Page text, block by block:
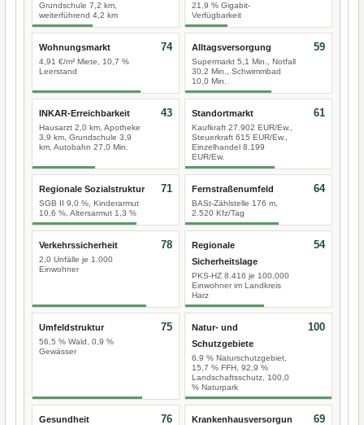
Grundschule 7,2 km,
weiterführend 4,2 km
21,9 % Gigabit-
Verfügbarkeit
Wohnungsmarkt
4,91 €/m² Miete, 10,7 %
Leerstand
74 Alltagsversorgung
Supermarkt 5,1 Min., Notfall
30,2 Min., Schwimmbad
10,0 Min.
59
INKAR-Erreichbarkeit
Hausarzt 2,0 km, Apotheke
3,9 km, Grundschule 3,9
km, Autobahn 27,0 Min.
43 Standortmarkt
Kaufkraft 27.902 EUR/Ew.,
Steuerkraft 615 EUR/Ew.,
Einzelhandel 8.199
EUR/Ew.
61
Regionale Sozialstruktur
SGB II 9,0 %, Kinderarmut
10,6 %, Altersarmut 1,3 %
71 Fernstraßenumfeld
BASt-Zählstelle 176 m,
2.520 Kfz/Tag
64
Verkehrssicherheit
2,0 Unfälle je 1.000
Einwohner
78
Regionale
Sicherheitslage
PKS-HZ 8.416 je 100.000
Einwohner im Landkreis
Harz
54
Umfeldstruktur
56,5 % Wald, 0,9 %
Gewässer
75
Natur- und
Schutzgebiete
6,9 % Naturschutzgebiet,
15,7 % FFH, 92,9 %
Landschaftsschutz, 100,0
% Naturpark
100
Gesundheit 76 Krankenhausversorgun 69